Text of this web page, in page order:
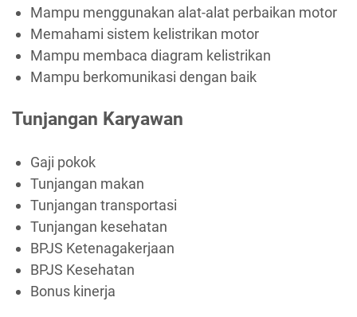
Mampu menggunakan alat-alat perbaikan motor
Memahami sistem kelistrikan motor
Mampu membaca diagram kelistrikan
Mampu berkomunikasi dengan baik
Tunjangan Karyawan
Gaji pokok
Tunjangan makan
Tunjangan transportasi
Tunjangan kesehatan
BPJS Ketenagakerjaan
BPJS Kesehatan
Bonus kinerja